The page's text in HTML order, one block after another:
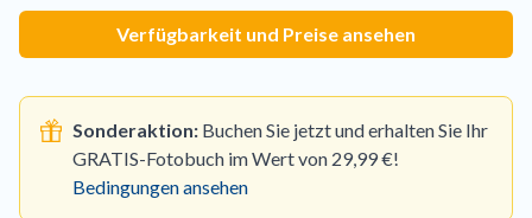
Verfügbarkeit und Preise ansehen
Sonderaktion: Buchen Sie jetzt und erhalten Sie Ihr
GRATIS-Fotobuch im Wert von 29,99 €!
Bedingungen ansehen